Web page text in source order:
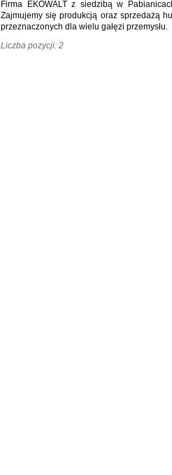
Firma EKOWALT z siedzibą w
Zajmujemy się produkcją oraz sprzedażą
przeznaczonych dla wielu gałęzi przemysłu.
Liczba pozycji: 2